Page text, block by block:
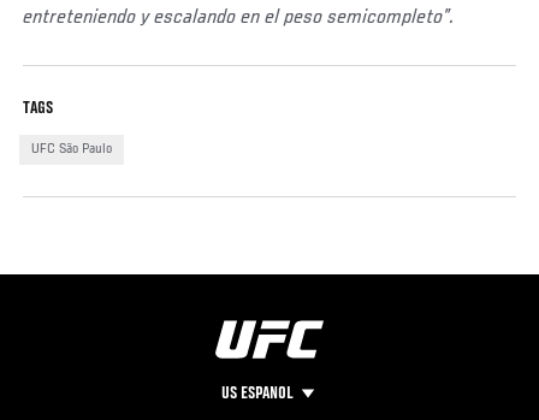
entreteniendo y escalando en el peso semicompleto”.
TAGS
UFC São Paulo
US ESPANOL